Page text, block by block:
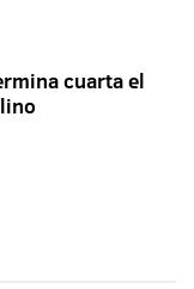
cuarta el